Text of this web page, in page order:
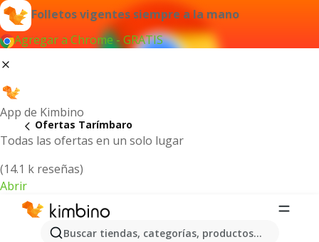
Folletos vigentes siempre a la mano
Agregar a Chrome - GRATIS
App de Kimbino
Todas las ofertas en un solo lugar
(14.1 k reseñas)
Abrir
Buscar tiendas, categorías, productos...
Ofertas Tarímbaro
Tarímbaro - Folletos y ofertas más